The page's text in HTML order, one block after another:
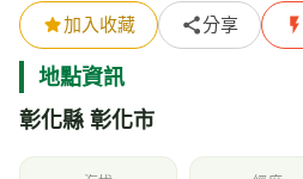
加入收藏 分享
地點資訊
彰化縣 彰化市